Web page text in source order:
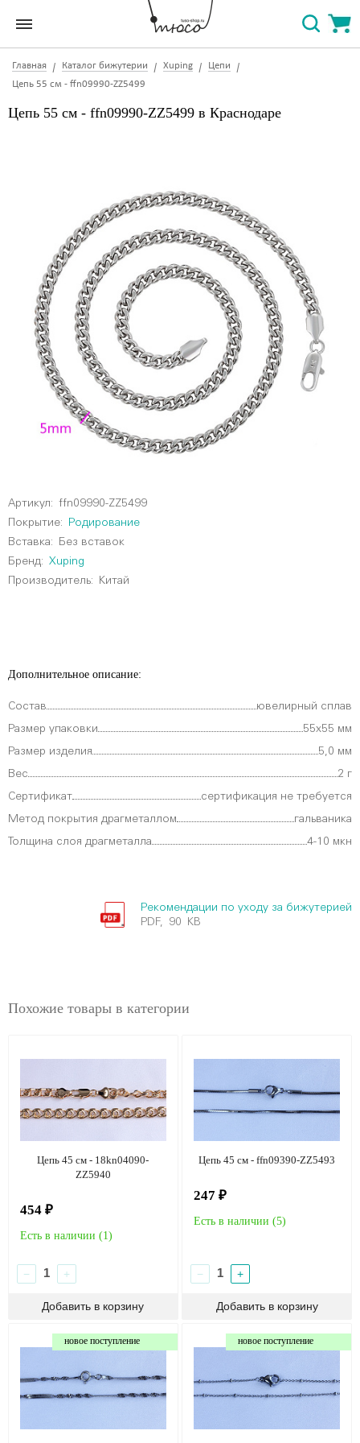
Главная Каталог бижутерии Xuping
Цепи
Цепь 55 см - ffn09990-ZZ5499
Цепь 55 см - ffn09990-ZZ5499 в Краснодаре
Артикул:
ffn09990-ZZ5499
Покрытие:
Родирование
Вставка: Без вставок
Бренд:
Xuping
Производитель: Китай
Дополнительное описание:
Состав ювелирный сплав
Размер упаковки 55х55 мм
Размер изделия 5,0 мм
Вес 2 г
Сертификат сертификация не требуется
Метод покрытия драгметаллом гальваника
Толщина слоя драгметалла 4-10 мкн
Рекомендации по уходу за бижутерией
PDF, 90 KB
Похожие товары в категории
Цепь 45 см - 18kn04090-
ZZ5940
454 ₽
Есть в наличии (1)
− +
Цепь 45 см - ffn09390-ZZ5493
247 ₽
Есть в наличии (5)
− +
новое поступление новое поступление